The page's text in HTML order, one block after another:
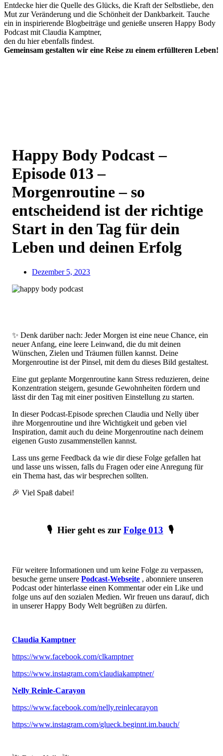
Entdecke hier die Quelle des Glücks, die Kraft der Selbstliebe, den
Mut zur Veränderung und die Schönheit der Dankbarkeit. Tauche
ein in inspirierende Blogbeiträge und genieße unseren Happy Body
Podcast mit Claudia Kamptner,
den du hier ebenfalls findest.
Gemeinsam gestalten wir eine Reise zu einem erfüllteren Leben!
Happy Body Podcast –
Episode 013 –
Morgenroutine – so
entscheidend ist der richtige
Start in den Tag für dein
Leben und deinen Erfolg
Dezember 5, 2023
✨ Denk darüber nach: Jeder Morgen ist eine neue Chance, ein
neuer Anfang, eine leere Leinwand, die du mit deinen
Wünschen, Zielen und Träumen füllen kannst. Deine
Morgenroutine ist der Pinsel, mit dem du dieses Bild gestaltest.
Eine gut geplante Morgenroutine kann Stress reduzieren, deine
Konzentration steigern, gesunde Gewohnheiten fördern und
lässt dir den Tag mit einer positiven Einstellung zu starten.
In dieser Podcast-Episode sprechen Claudia und Nelly über
ihre Morgenroutine und ihre Wichtigkeit und geben viel
Inspiration, damit auch du deine Morgenroutine nach deinem
eigenen Gusto zusammenstellen kannst.
Lass uns gerne Feedback da wie dir diese Folge gefallen hat
und lasse uns wissen, falls du Fragen oder eine Anregung für
ein Thema hast, das wir besprechen sollten.
🎉 Viel Spaß dabei!
🎙 Hier geht es zur Folge 013 🎙
Für weitere Informationen und um keine Folge zu verpassen,
besuche gerne unserePodcast-Webseite , abonniere unseren
Podcast oder hinterlasse einen Kommentar oder ein Like und
folge uns auf den sozialen Medien. Wir freuen uns darauf, dich
in unserer Happy Body Welt begrüßen zu dürfen.
Claudia Kamptner
https://www.facebook.com/clkamptner
https://www.instagram.com/claudiakamptner/
Nelly Reinle-Carayon
https://www.facebook.com/nelly.reinlecarayon
https://www.instagram.com/glueck.beginnt.im.bauch/